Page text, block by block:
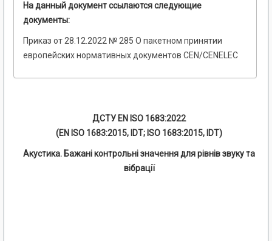
На данный документ ссылаются следующие
документы:
Приказ от 28.12.2022 № 285 О пакетном принятии
европейских нормативных документов CEN/CENELEC
ДСТУ EN ISO 1683:2022
(EN ISO 1683:2015, IDT; ISO 1683:2015, IDT)
Акустика. Бажані контрольні значення для рівнів звуку та
вібрації